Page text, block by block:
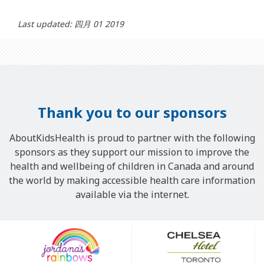
Last updated: 四月 01 2019
Thank you to our sponsors
AboutKidsHealth is proud to partner with the following
sponsors as they support our mission to improve the
health and wellbeing of children in Canada and around
the world by making accessible health care information
available via the internet.
Sponsors